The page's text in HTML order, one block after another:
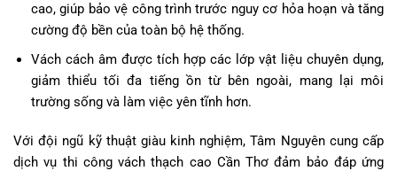
cao, giúp bảo vệ công trình trước nguy cơ hỏa hoạn và tăng
cường độ bền của toàn bộ hệ thống.
Vách cách âm được tích hợp các lớp vật liệu chuyên dụng,
giảm thiểu tối đa tiếng ồn từ bên ngoài, mang lại môi
trường sống và làm việc yên tĩnh hơn.
Với đội ngũ kỹ thuật giàu kinh nghiệm, Tâm Nguyên cung cấp
dịch vụ thi công vách thạch cao Cần Thơ đảm bảo đáp ứng